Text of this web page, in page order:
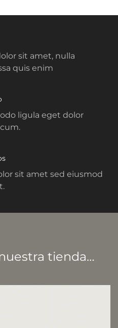
sit amet, nulla
quis enim
ligula eget dolor
sit amet sed eiusmod
tienda…